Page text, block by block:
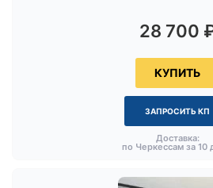
28 700
КУПИТЬ
ЗАПРОСИТЬ КП
Доставка:
по Черкессам за 10